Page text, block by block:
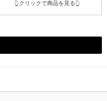
👆クリックで商品を見る👆